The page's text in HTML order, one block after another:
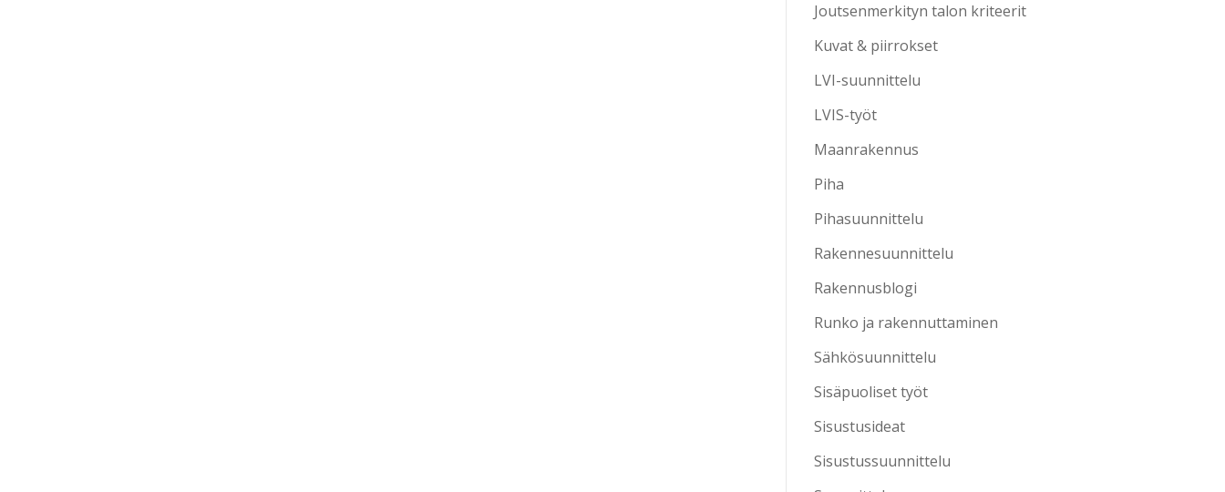
Joutsenmerkityn talon kriteerit
Kuvat & piirrokset
LVI-suunnittelu
LVIS-työt
Maanrakennus
Piha
Pihasuunnittelu
Rakennesuunnittelu
Rakennusblogi
Runko ja rakennuttaminen
Sähkösuunnittelu
Sisäpuoliset työt
Sisustusideat
Sisustussuunnittelu